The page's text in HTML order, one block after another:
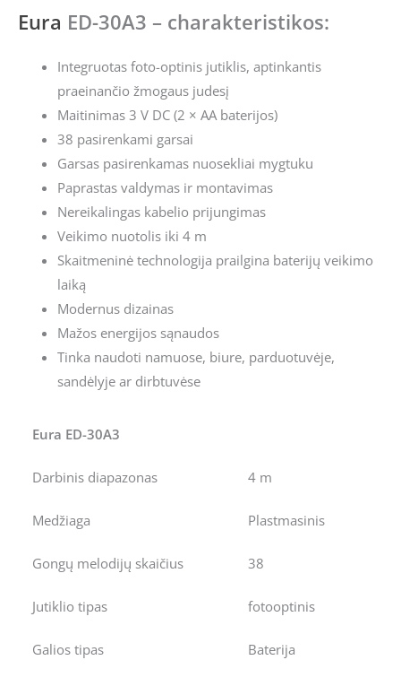
Eura ED-30A3 – charakteristikos:
Integruotas foto-optinis jutiklis, aptinkantis
praeinančio žmogaus judesį
Maitinimas 3 V DC (2 × AA baterijos)
38 pasirenkami garsai
Garsas pasirenkamas nuosekliai mygtuku
Paprastas valdymas ir montavimas
Nereikalingas kabelio prijungimas
Veikimo nuotolis iki 4 m
Skaitmeninė technologija prailgina baterijų veikimo
laiką
Modernus dizainas
Mažos energijos sąnaudos
Tinka naudoti namuose, biure, parduotuvėje,
sandėlyje ar dirbtuvėse
Eura ED-30A3
Darbinis diapazonas 4 m
Medžiaga Plastmasinis
Gongų melodijų skaičius 38
Jutiklio tipas fotooptinis
Galios tipas Baterija